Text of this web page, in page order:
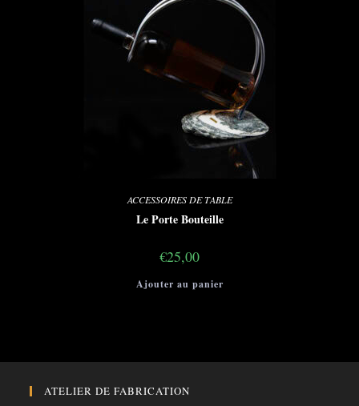
ACCESSOIRES DE TABLE
Le Porte Bouteille
€25,00
Ajouter au panier
ATELIER DE FABRICATION